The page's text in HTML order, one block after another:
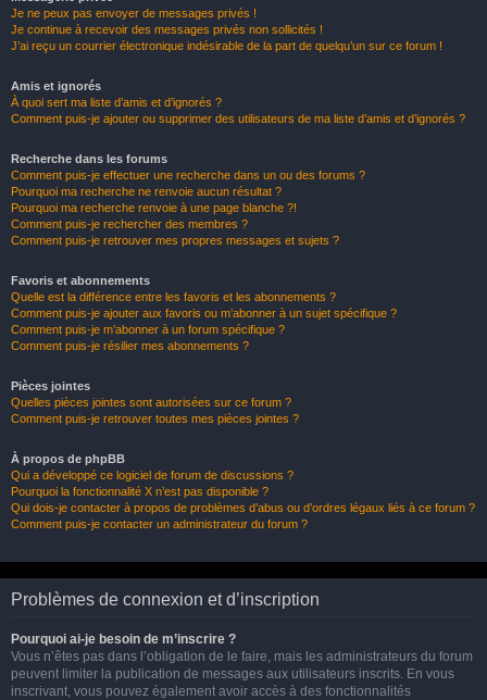
Je ne peux pas envoyer de messages privés !
Je continue à recevoir des messages privés non sollicités !
J’ai reçu un courrier électronique indésirable de la part de quelqu’un sur ce forum !
Amis et ignorés
À quoi sert ma liste d’amis et d’ignorés ?
Comment puis-je ajouter ou supprimer des utilisateurs de ma liste d’amis et d’ignorés ?
Recherche dans les forums
Comment puis-je effectuer une recherche dans un ou des forums ?
Pourquoi ma recherche ne renvoie aucun résultat ?
Pourquoi ma recherche renvoie à une page blanche ?!
Comment puis-je rechercher des membres ?
Comment puis-je retrouver mes propres messages et sujets ?
Favoris et abonnements
Quelle est la différence entre les favoris et les abonnements ?
Comment puis-je ajouter aux favoris ou m’abonner à un sujet spécifique ?
Comment puis-je m’abonner à un forum spécifique ?
Comment puis-je résilier mes abonnements ?
Pièces jointes
Quelles pièces jointes sont autorisées sur ce forum ?
Comment puis-je retrouver toutes mes pièces jointes ?
À propos de phpBB
Qui a développé ce logiciel de forum de discussions ?
Pourquoi la fonctionnalité X n’est pas disponible ?
Qui dois-je contacter à propos de problèmes d’abus ou d’ordres légaux liés à ce forum ?
Comment puis-je contacter un administrateur du forum ?
Problèmes de connexion et d’inscription
Pourquoi ai-je besoin de m’inscrire ?
Vous n’êtes pas dans l’obligation de le faire, mais les administrateurs du forum
peuvent limiter la publication de messages aux utilisateurs inscrits. En vous
inscrivant, vous pouvez également avoir accès à des fonctionnalités